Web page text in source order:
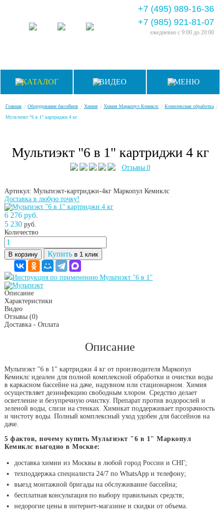
+7 (495) 989-16-36
+7 (985) 921-81-07
ежедневно с 9:00 до 20:00
КАТАЛОГ ВИДЕО МЕНЮ
Главная / Оборудование бассейнов / Химия / Химия Маркопул Кемиклс / Комплексная обработка /
Мультиэкт "6 в 1" картриджи 4 кг
Мультиэкт "6 в 1" картриджи 4 кг
Отзывы 0
Артикул: Мультиэкт-картриджи-4кг Маркопул Кемиклс
Доставка в любую точку!
6 276 руб.
5 230 руб.
Количество
В корзину Купить в 1 клик
Инструкция по применению Мультиэкт "6 в 1"
Описание
Характеристики
Видео
Отзывы (0)
Доставка - Оплата
Описание
Мультиэкт "6 в 1" картриджи 4 кг от производителя Маркопул
Кемиклс идеален для полной комплексной обработки и очистки воды
в каркасном бассейне на даче, надувном или стационарном. Химия
осуществляет дезинфекцию свободным хлором. Средство делает
осветление и безупречную очистку. Препарат против водорослей и
зеленой воды, слизи на стенках. Химикат поддерживает прозрачность
и чистоту воды. Полный комплексный уход удобен для бассейнов на
даче.
5 фактов, почему купить Мультиэкт "6 в 1" Маркопул
Кемиклс выгодно в Москве:
доставка химии из Москвы в любой город России и СНГ;
техподдержка специалиста 24/7 по WhatsApp и телефону;
выезд монтажной бригады на обслуживание бассейна;
бесплатная консультация по выбору правильных средств;
недорогие цены в интернет-магазине и скидки от объема.